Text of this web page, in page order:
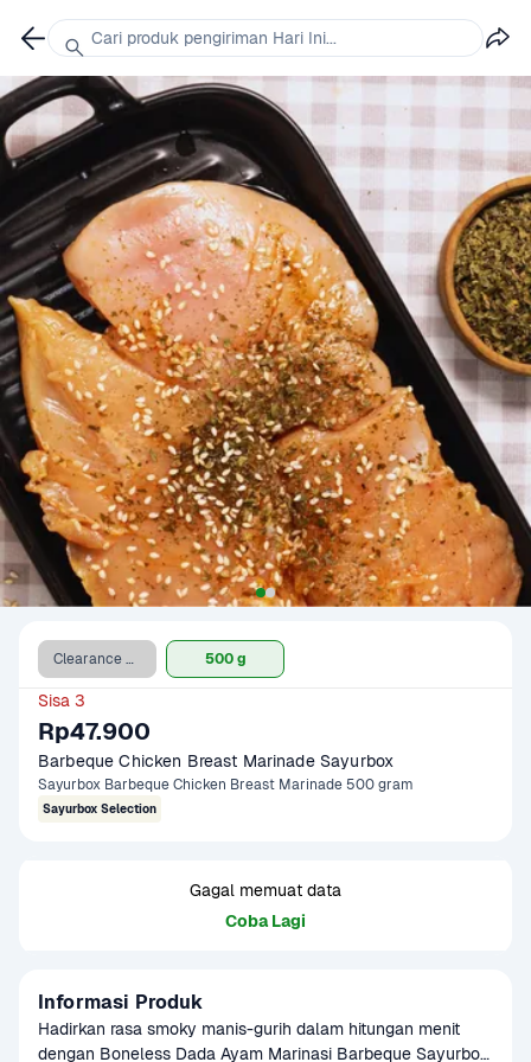
Clearance Sale 500 g
Sisa 3
Rp47.900
Barbeque Chicken Breast Marinade Sayurbox
Sayurbox Barbeque Chicken Breast Marinade 500 gram
Sayurbox Selection
Gagal memuat data
Coba Lagi
Informasi Produk
Hadirkan rasa smoky manis-gurih dalam hitungan menit
dengan Boneless Dada Ayam Marinasi Barbeque Sayurbox.
Cari produk pengiriman Hari Ini...